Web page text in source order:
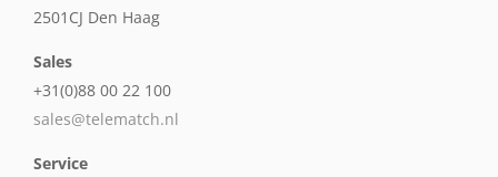
2501CJ Den Haag
Sales
+31(0)88 00 22 100
sales@telematch.nl
Service